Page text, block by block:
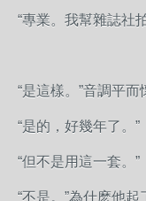
“專業。我幫雜誌社
“是這樣。”音調平而
“是的，好幾年了。”
“但不是用這一套。”
“不是。”為什麽他